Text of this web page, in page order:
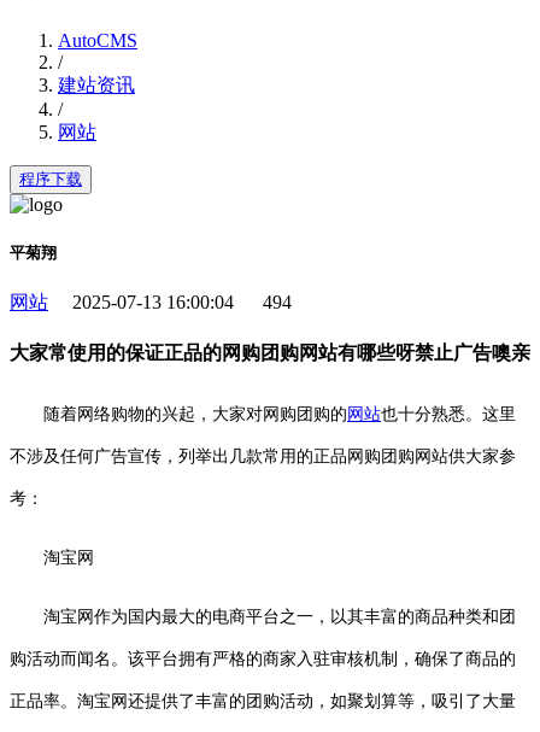
AutoCMS
/
建站资讯
/
网站
程序下载
平菊翔
网站 2025-07-13 16:00:04 494
大家常使用的保证正品的网购团购网站有哪些呀禁止广告噢亲
随着网络购物的兴起，大家对网购团购的 网站也十分熟悉。这里
不涉及任何广告宣传，列举出几款常用的正品网购团购网站供大家参
考：
淘宝网
淘宝网作为国内最大的电商平台之一，以其丰富的商品种类和团
购活动而闻名。该平台拥有严格的商家入驻审核机制，确保了商品的
正品率。淘宝网还提供了丰富的团购活动，如聚划算等，吸引了大量